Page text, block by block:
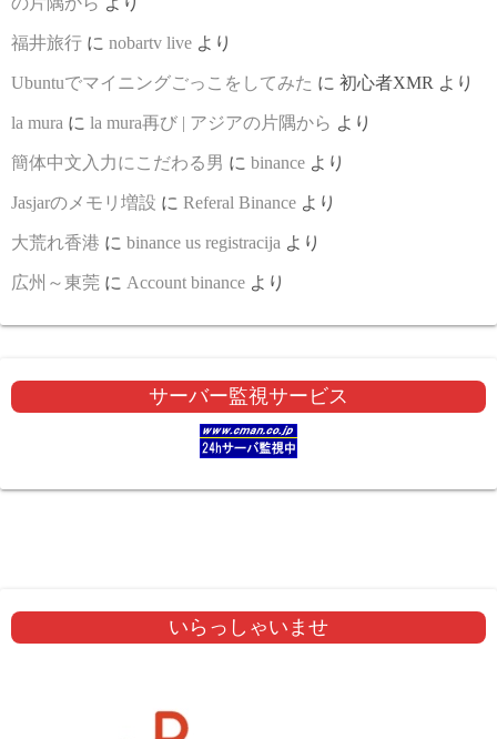
福井旅行 に nobartv live より
Ubuntuでマイニングごっこをしてみた に 初心者XMR より
la mura に la mura再び | アジアの片隅から より
簡体中文入力にこだわる男 に binance より
Jasjarのメモリ増設 に Referal Binance より
大荒れ香港 に binance us registracija より
広州～東莞 に Account binance より
サーバー監視サービス
いらっしゃいませ